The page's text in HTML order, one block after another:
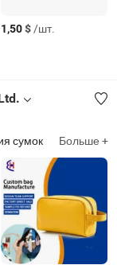
1,50$/шт.
сумок Больше +